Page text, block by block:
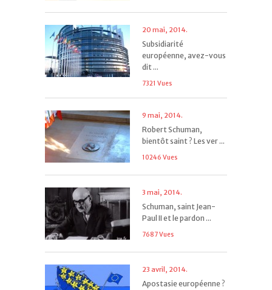
20 mai, 2014.
Subsidiarité
européenne, avez-vous
dit ...
7321 Vues
9 mai, 2014.
Robert Schuman,
bientôt saint ? Les ver ...
10246 Vues
3 mai, 2014.
Schuman, saint Jean-
Paul II et le pardon ...
7687 Vues
23 avril, 2014.
Apostasie européenne ?